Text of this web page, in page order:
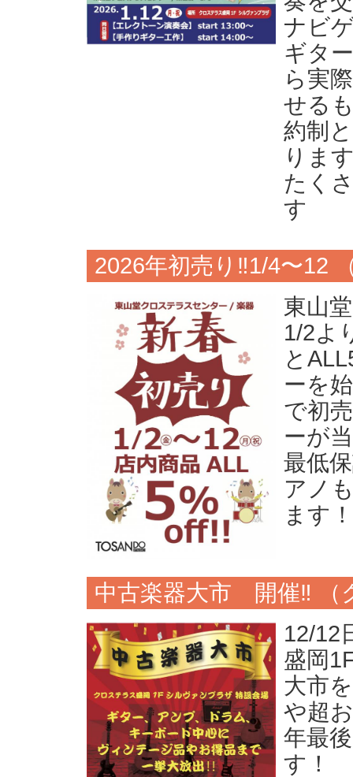
ナビ
ギタ
ら実
せる
約制
りま
たく
す
2026年初売り‼️1/4〜12
東山
1/2よ
と
ーを
で初
ーが
最低
アノ
ます
中古楽器大市 開催‼️ （
12/12
盛岡
大市
や超
年最
す！